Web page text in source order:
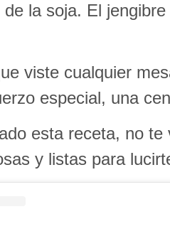
la soja. El
viste cualquier
especial, una
esta receta, no
y listas para